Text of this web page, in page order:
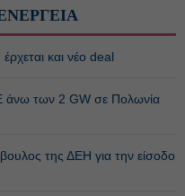
και νέο deal
άνω των 2 GW σε Πολωνία
της ΔΕΗ για την είσοδο